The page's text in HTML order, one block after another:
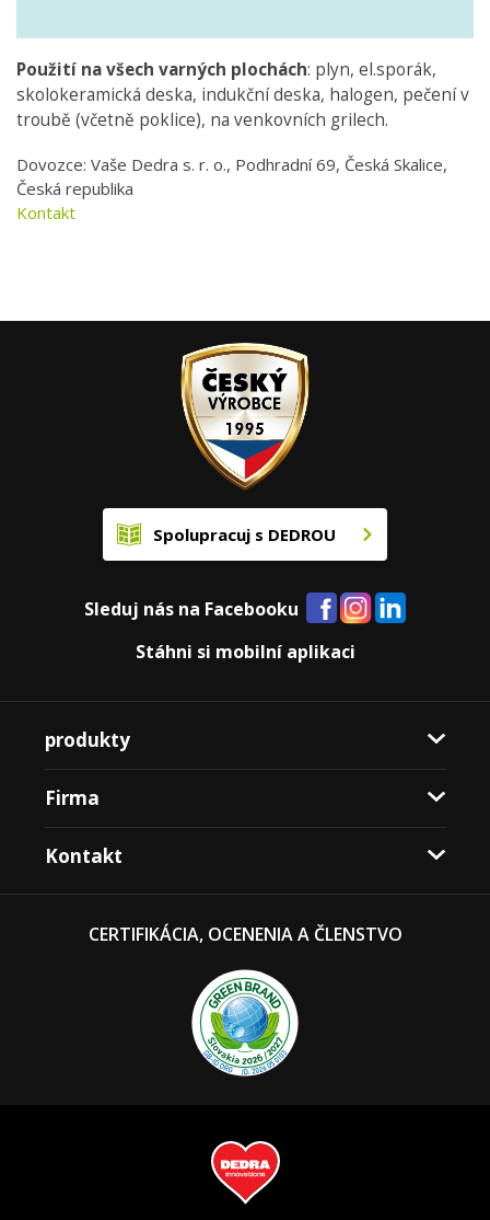
Použití na všech varných plochách: plyn, el.sporák,
skolokeramická deska, indukční deska, halogen, pečení v
troubě (včetně poklice), na venkovních grilech.
Dovozce: Vaše Dedra s. r. o., Podhradní 69, Česká Skalice,
Česká republika
Kontakt
Spolupracuj s DEDROU
Sleduj nás na Facebooku
Stáhni si mobilní aplikaci
produkty
Firma
Kontakt
CERTIFIKÁCIA, OCENENIA A ČLENSTVO